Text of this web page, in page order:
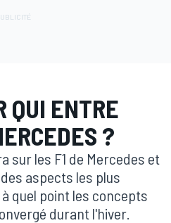
QUI ENTRE
?
sur les F1 de Mercedes et
aspects les plus
quel point les concepts
durant l'hiver.